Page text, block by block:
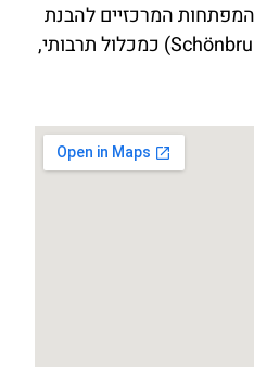
המרכזיים להבנת
ארמון שנברון (Schönbrunn Palace) כמכלול תרבותי,